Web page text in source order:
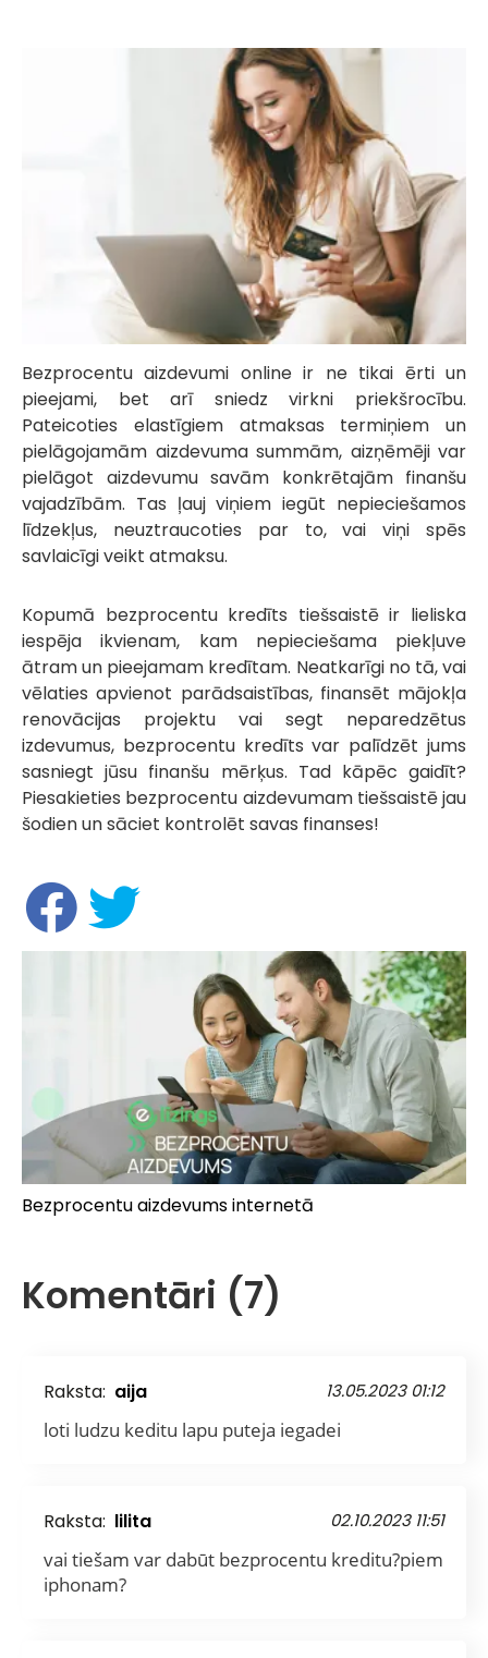
Bezprocentu aizdevumi online ir ne tikai ērti un
pieejami, bet arī sniedz virkni priekšrocību.
Pateicoties elastīgiem atmaksas termiņiem un
pielāgojamām aizdevuma summām, aizņēmēji var
pielāgot aizdevumu savām konkrētajām finanšu
vajadzībām. Tas ļauj viņiem iegūt nepieciešamos
līdzekļus, neuztraucoties par to, vai viņi spēs
savlaicīgi veikt atmaksu.
Kopumā bezprocentu kredīts tiešsaistē ir lieliska
iespēja ikvienam, kam nepieciešama piekļuve
ātram un pieejamam kredītam. Neatkarīgi no tā, vai
vēlaties apvienot parādsaistības, finansēt mājokļa
renovācijas projektu vai segt neparedzētus
izdevumus, bezprocentu kredīts var palīdzēt jums
sasniegt jūsu finanšu mērķus. Tad kāpēc gaidīt?
Piesakieties bezprocentu aizdevumam tiešsaistē jau
šodien un sāciet kontrolēt savas finanses!
Bezprocentu aizdevums internetā
Komentāri (7)
Raksta: aija 13.05.2023 01:12
loti ludzu keditu lapu puteja iegadei
Raksta: lilita 02.10.2023 11:51
vai tiešam var dabūt bezprocentu kreditu?piem
iphonam?